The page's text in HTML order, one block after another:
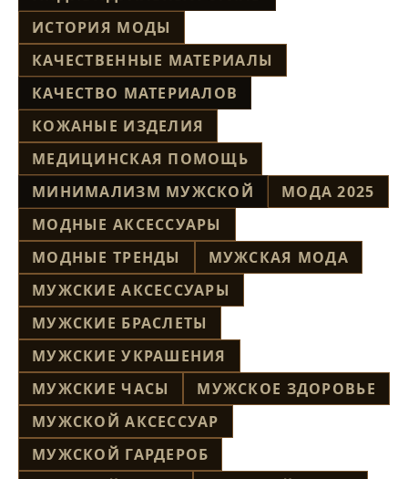
ИСТОРИЯ МОДЫ
КАЧЕСТВЕННЫЕ МАТЕРИАЛЫ
КАЧЕСТВО МАТЕРИАЛОВ
КОЖАНЫЕ ИЗДЕЛИЯ
МЕДИЦИНСКАЯ ПОМОЩЬ
МИНИМАЛИЗМ МУЖСКОЙ
МОДА 2025
МОДНЫЕ АКСЕССУАРЫ
МОДНЫЕ ТРЕНДЫ
МУЖСКАЯ МОДА
МУЖСКИЕ АКСЕССУАРЫ
МУЖСКИЕ БРАСЛЕТЫ
МУЖСКИЕ УКРАШЕНИЯ
МУЖСКИЕ ЧАСЫ
МУЖСКОЕ ЗДОРОВЬЕ
МУЖСКОЙ АКСЕССУАР
МУЖСКОЙ ГАРДЕРОБ